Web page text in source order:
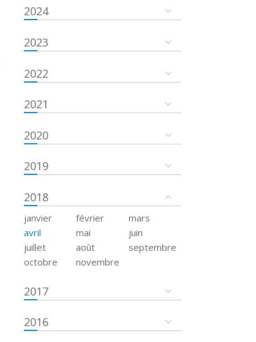
2024
2023
2022
2021
2020
2019
2018
janvier février
mars
avril
mai
juin
juillet
août
septembre
octobre
novembre
2017
2016